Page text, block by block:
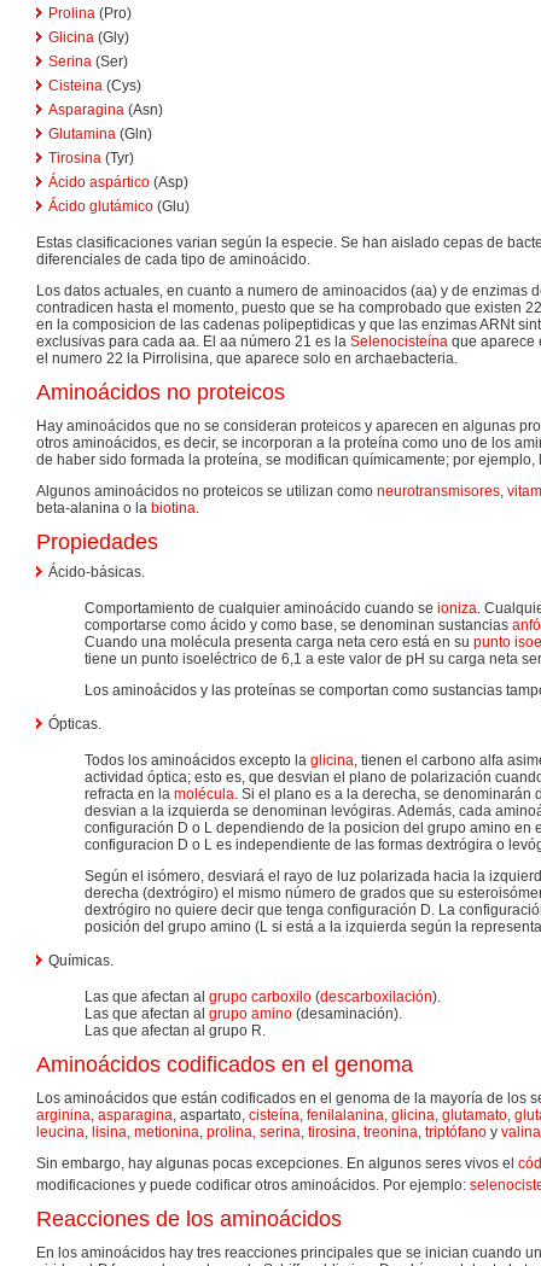
Prolina (Pro)
Glicina (Gly)
Serina (Ser)
Cisteina (Cys)
Asparagina (Asn)
Glutamina (Gln)
Tirosina (Tyr)
Ácido aspártico (Asp)
Ácido glutámico (Glu)
Estas clasificaciones varian según la especie. Se han aislado cepas de
diferenciales de cada tipo de aminoácido.
Los datos actuales, en cuanto a numero de aminoacidos (aa) y de enzimas
contradicen hasta el momento, puesto que se ha comprobado que existen
en la composicion de las cadenas polipeptidicas y que las enzimas ARNt
exclusivas para cada aa. El aa número 21 es la Selenocisteína que aparece
el numero 22 la Pirrolisina, que aparece solo en archaebacteria.
Aminoácidos no proteicos
Hay aminoácidos que no se consideran proteicos y aparecen en algunas
otros aminoácidos, es decir, se incorporan a la proteína como uno de los
de haber sido formada la proteína, se modifican químicamente; por
Algunos aminoácidos no proteicos se utilizan como neurotransmisores,
beta-alanina o la biotina.
Propiedades
Ácido-básicas.
Comportamiento de cualquier aminoácido cuando se ioniza.
comportarse como ácido y como base, se denominan sustancias
Cuando una molécula presenta carga neta cero está en su punto
tiene un punto isoeléctrico de 6,1 a este valor de pH su carga neta
Los aminoácidos y las proteínas se comportan como sustancias
Ópticas.
Todos los aminoácidos excepto la glicina, tienen el carbono alfa
actividad óptica; esto es, que desvian el plano de polarización
refracta en la molécula. Si el plano es a la derecha, se denominarán
desvian a la izquierda se denominan levógiras. Además, cada
configuración D o L dependiendo de la posicion del grupo amino en
configuracion D o L es independiente de las formas dextrógira o
Según el isómero, desviará el rayo de luz polarizada hacia la
derecha (dextrógiro) el mismo número de grados que su
dextrógiro no quiere decir que tenga configuración D. La
posición del grupo amino (L si está a la izquierda según la
Químicas.
Las que afectan al grupo carboxilo (descarboxilación).
Las que afectan al grupo amino (desaminación).
Las que afectan al grupo R.
Aminoácidos codificados en el genoma
Los aminoácidos que están codificados en el genoma de la mayoría de los
arginina, asparagina, aspartato, cisteína, fenilalanina, glicina, glutamato,
leucina, lisina, metionina, prolina, serina, tirosina, treonina, triptófano y valina
Sin embargo, hay algunas pocas excepciones. En algunos seres vivos el
modificaciones y puede codificar otros aminoácidos. Por ejemplo:
Reacciones de los aminoácidos
En los aminoácidos hay tres reacciones principales que se inician cuando